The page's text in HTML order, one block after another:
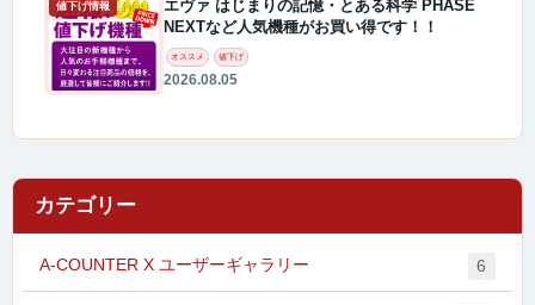
値下げ情報
エヴァ はじまりの記憶・とある科学 PHASE
NEXTなど人気機種がお買い得です！！
オススメ 値下げ
2026.08.05
カテゴリー
A-COUNTER X ユーザーギャラリー 6